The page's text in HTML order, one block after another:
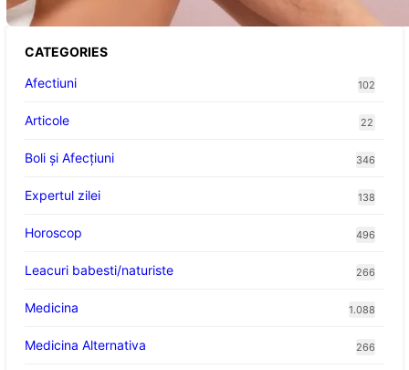
CATEGORIES
Afectiuni
102
Articole 22
Boli și Afecțiuni 346
Expertul zilei 138
Horoscop 496
Leacuri babesti/naturiste 266
Medicina 1.088
Medicina Alternativa 266